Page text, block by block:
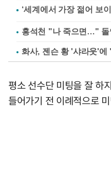
홍석천 "나 죽으면…" 돌
화사, 젠슨 황 '샤라웃'에
평소 선수단 미팅을 잘 하
들어가기 전 이례적으로